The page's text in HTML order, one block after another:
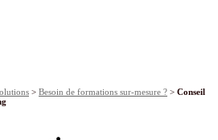
> Besoin de formations sur-mesure ? > Conseil